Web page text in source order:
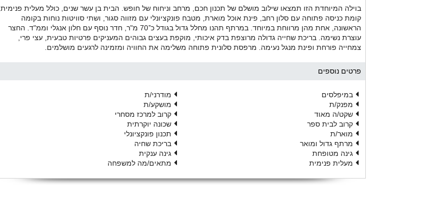
בוילה המיוחדת הזו תמצאו שילוב מושלם של תכנון חכם, מרחב וניחוח של חופש. הבית בן עשר שנים, כולל מעלית פנימית,
קומת כניסה פתוחה עם סלון רחב, פינת אוכל מוארת, מטבח פונקציונלי עם מזווה סגור, ושתי סוויטות נוחות בקומה
הראשונה, אחת מהן מרווחת במיוחד. במרתף תהנו מחלל גדול בגודל כ־70 מ"ר, חדר נוסף עם חלון אנגלי וממ"ד. החצר
עוצרת נשימה. בריכת שחייה גדולה מרוצפת בדק איכותי, מוקפת בעצים גבוהים המעניקים פרטיות טבעית, עצי פרי,
צמחייה פורחת ופינת מנגל נעימה. מרפסת סלונית פתוחה משלימה את החוויה ומזמינה לרגעים מושלמים.
פרטים נוספים
במיפלסים
מודרני/ת
מפנק/ת
מושקע/ת
שקט/ה מאוד
קרוב למרכז מסחרי
קרוב לבית ספר
שכונה יוקרתית
מואר/ת
תכנון פונקציונלי
מרתף גדול ומואר
בריכת שחיה
גינה מטופחת
גינה ענקית
מעלית פנימית
מתאים/מה למשפחה